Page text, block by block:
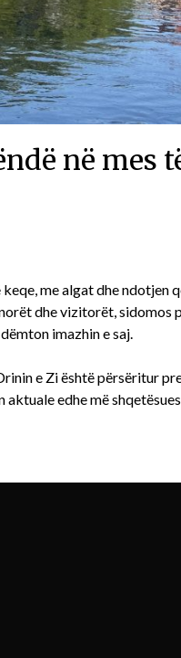
në mes
me algat dhe ndotjen
dhe vizitorët, sidomos
imazhin e saj.
e Zi është përsëritur
edhe më